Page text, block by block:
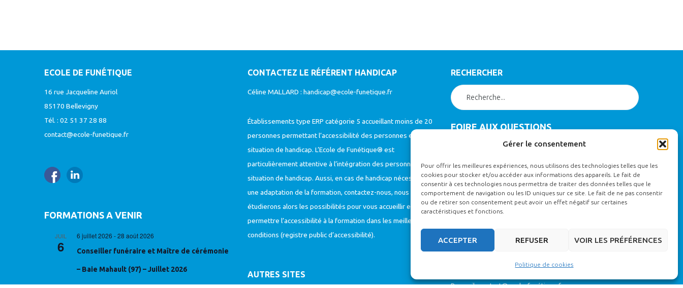
Gérer le consentement
Pour offrir les meilleures expériences, nous utilisons des technologies telles que les
cookies pour stocker et/ou accéder aux informations des appareils. Le fait de
consentir à ces technologies nous permettra de traiter des données telles que le
comportement de navigation ou les ID uniques sur ce site. Le fait de ne pas consentir
ou de retirer son consentement peut avoir un effet négatif sur certaines
caractéristiques et fonctions.
ACCEPTER REFUSER VOIR LES PRÉFÉRENCES
Politique de cookies
ECOLE DE FUNÉTIQUE
16 rue Jacqueline Auriol
85170 Bellevigny
Tél. : 02 51 37 28 88
contact@ecole-funetique.fr
FORMATIONS A VENIR
JUIL
6
6 juillet 2026 -28 août 2026
Conseiller funéraire et Maître de cérémonie
– Baie Mahault (97) – Juillet 2026
CONTACTEZ LE RÉFÉRENT HANDICAP
Céline MALLARD : handicap@ecole-funetique.fr
Établissements type ERP catégorie 5 accueillant moins de 20
personnes permettant l’accessibilité des personnes en
situation de handicap. L’Ecole de Funétique® est
particulièrement attentive à l’intégration des personnes en
situation de handicap. Aussi, en cas de handicap nécessitant
une adaptation de la formation, contactez-nous, nous
étudierons alors les possibilités pour vous accueillir et vous
permettre l’accessibilité à la formation dans les meilleures
conditions (registre public d’accessibilité).
AUTRES SITES
RECHERCHER
FOIRE AUX QUESTIONS
Contactez le référent qualité : Coralie BOSSARD
contact@ecole-funetique.fr
MODALITES D’ACCES AUX FORMATIONS
(INSCRIPTIONS) :
Par mail :contact@ecole-funétique.fr